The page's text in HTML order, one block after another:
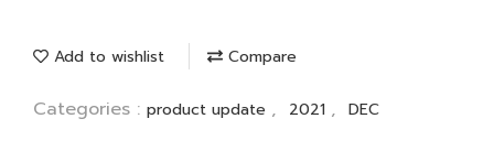
Add to wishlist Compare
Categories : product update , 2021 , DEC